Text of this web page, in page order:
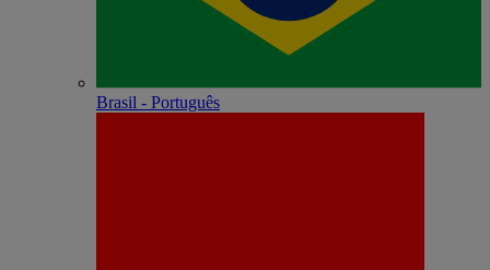
Brasil - Português